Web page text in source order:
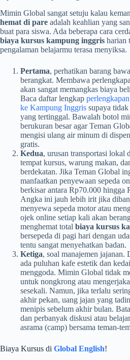
Mimin Global sangat setuju kalau
hemat di pare adalah keahlian yang
buat para siswa. Ada beberapa cara
biaya kursus kampung inggris harian
pengalaman belajarmu terasa menyiksa.
Pertama, perhatikan barang
berangkat. Membawa
akan sangat memangkas biaya
Baca daftar lengkap
ke Kampung Inggris supaya tidak
yang tertinggal. Bawalah botol
berukuran besar agar Teman
mengisi ulang air minum di
gratis.
Kedua, urusan transportasi lokal
tempat kursus, warung makan,
berdekatan. Jika Teman Global
manfaatkan penyewaan sepeda
berkisar antara Rp70.000 hingga
Angka ini jauh lebih irit jika
menyewa sepeda motor atau
ojek online setiap kali akan
menghemat total biaya kursus
bersepeda di pagi hari dengan
tentu sangat menyehatkan badan.
Ketiga, soal manajemen jajanan.
ada puluhan kafe estetik dan
menggoda. Mimin Global tidak
untuk nongkrong atau
sesekali. Namun, jika terlalu
akhir pekan, uang jajan yang
menipis sebelum akhir bulan.
dan perbanyak diskusi atau
asrama (camp) bersama teman-
Biaya Kursus di Global English!